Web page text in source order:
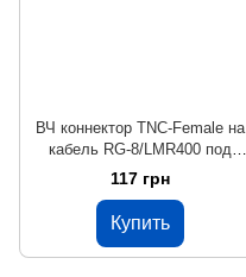
ВЧ коннектор TNC-Female на
кабель RG-8/LMR400 под
пайку
117 грн
Купить